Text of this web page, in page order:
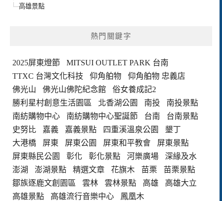
高雄景點
熱門關鍵字
2025屏東燈節
MITSUI OUTLET PARK 台南
TTXC 台灣文化科技
仰角舶物
仰角舶物 忠義店
佛光山
佛光山佛陀紀念館
俗女養成記2
勝利星村創意生活園區
北香湖公園 南投
南投景點
南紡購物中心
南紡購物中心聖誕節 台南
台南景點
史努比
嘉義 嘉義景點 四重溪溫泉公園
墾丁
大港橋
屏東 屏東公園 屏東和平教會
屏東景點
屏東縣民公園
彰化 彰化景點 河樂廣場
深緣及水
澎湖
澎湖景點 精選文章 花旗木 苗栗
苗栗景點
鄒族逐鹿文創園區
雲林 雲林景點 高雄
高雄大立
高雄景點
高雄流行音樂中心 鳳凰木